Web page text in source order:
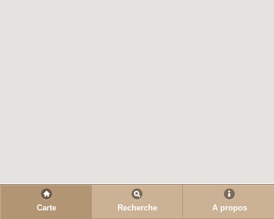
Carte Recherche A propos